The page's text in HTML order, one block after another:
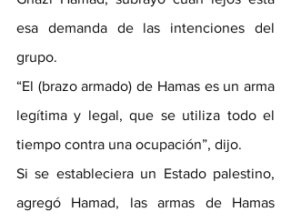
esa demanda de las intenciones del
grupo.
“El (brazo armado) de Hamas es un arma
legítima y legal, que se utiliza todo el
tiempo contra una ocupación”, dijo.
Si se estableciera un Estado palestino,
agregó Hamad, las armas de Hamas